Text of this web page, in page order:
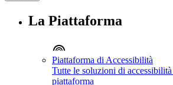
La Piattaforma
Piattaforma di Accessibilità
Tutte le soluzioni di
piattaforma